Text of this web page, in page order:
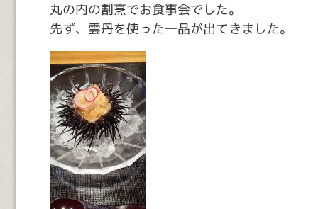
丸の内の割烹でお食事会でした。
先ず、雲丹を使った一品が出てきました。